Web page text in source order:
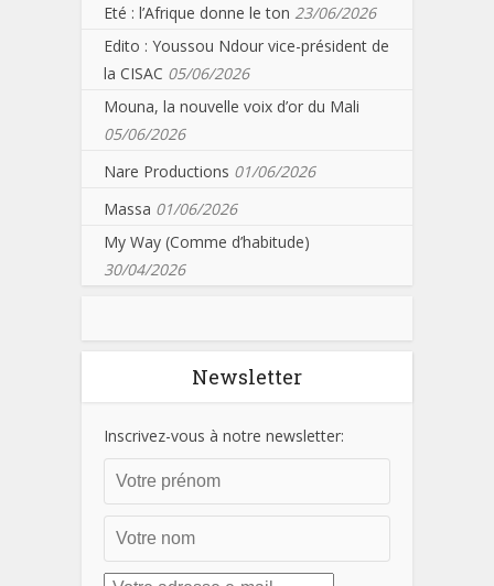
Eté : l’Afrique donne le ton 23/06/2026
Edito : Youssou Ndour vice-président de
la CISAC 05/06/2026
Mouna, la nouvelle voix d’or du Mali
05/06/2026
Nare Productions 01/06/2026
Massa 01/06/2026
My Way (Comme d’habitude)
30/04/2026
Newsletter
Inscrivez-vous à notre newsletter: